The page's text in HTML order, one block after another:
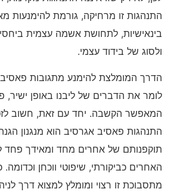
התנהגות זו מרחיקה, גורמת להימנעות
בינאישיות, לתחושת אשמה עצמית
ולסוג של בידוד עצמי.
הדרך המומלצת להימנע מתגובות
לומר את הדברים של ליבנו באופן ישיר,
המאפשר הקשבה. יחד עם זאת, חשוב
התנהגות פאסיב אגרסיב הוא מנגנון
תוקפנותם של אחרים מחד ומאידך פחד
האחרים כביקורתי, שיפוטי ווכחן
מתסבוכת זו רצוי ומומלץ למצוא דרך